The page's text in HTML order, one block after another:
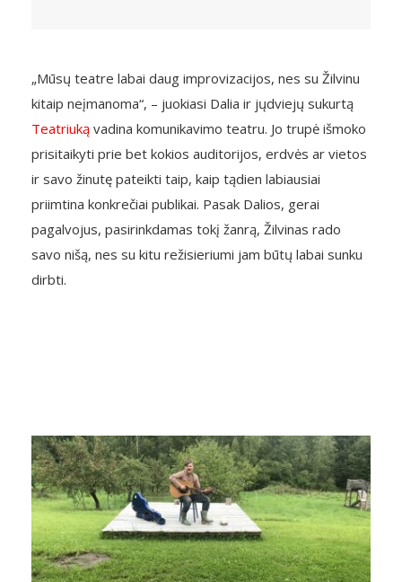
„Mūsų teatre labai daug improvizacijos, nes su Žilvinu
kitaip neįmanoma“, – juokiasi Dalia ir jųdviejų sukurtą
Teatriuką vadina komunikavimo teatru. Jo trupė išmoko
prisitaikyti prie bet kokios auditorijos, erdvės ar vietos
ir savo žinutę pateikti taip, kaip tądien labiausiai
priimtina konkrečiai publikai. Pasak Dalios, gerai
pagalvojus, pasirinkdamas tokį žanrą, Žilvinas rado
savo nišą, nes su kitu režisieriumi jam būtų labai sunku
dirbti.